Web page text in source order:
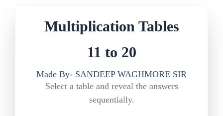
Multiplication Tables
11 to 20
Made By- SANDEEP WAGHMORE SIR
Select a table and reveal the answers
sequentially.